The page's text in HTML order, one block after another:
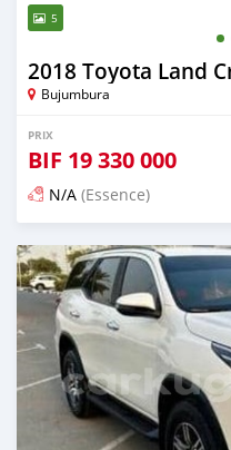
5
2018 Toyota Land
Bujumbura
PRIX
BIF 19 330 000
N/A (Essence)
Publié il y a 3 mois